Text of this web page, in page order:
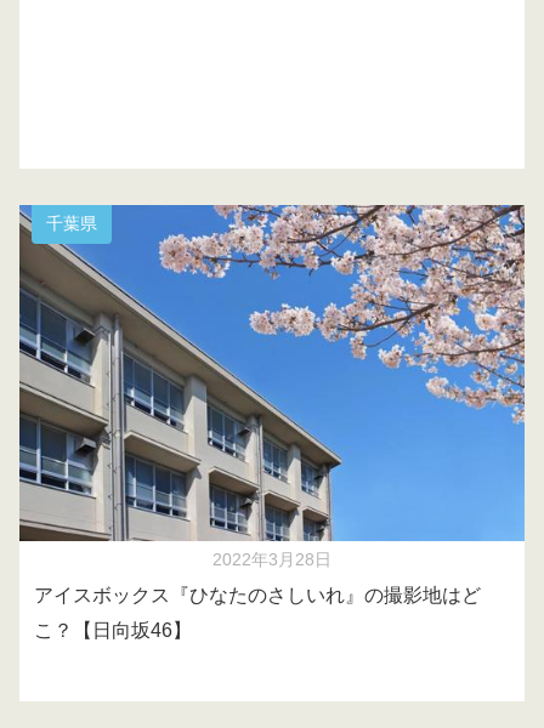
千葉県
2022年3月28日
アイスボックス『ひなたのさしいれ』の撮影地はど
こ？【日向坂46】